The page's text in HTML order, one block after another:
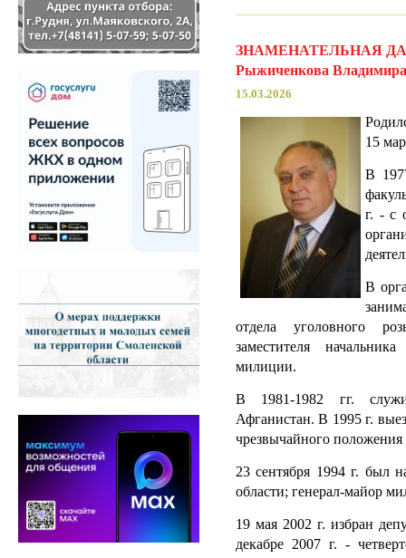
ЗНАМЕНАТЕЛЬНАЯ
Рыжиченкова
15.03.2026
15
В
г. - с
В
отдела уголовного
заместителя
милиции.
В 1981-1982 гг.
Афганистан. В 1995 г.
чрезвычайного
23 сентября 1994 г. был
области; генерал-майор
19 мая 2002 г. избран
декабре 2007 г. -